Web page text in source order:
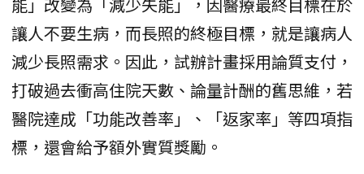
讓人不要生病，而長照的終極目標，就是讓病人
減少長照需求。因此，試辦計畫採用論質支付，
打破過去衝高住院天數、論量計酬的舊思維，若
醫院達成「功能改善率」、「返家率」等四項指
標，還會給予額外實質獎勵。